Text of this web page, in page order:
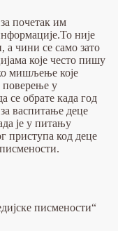
почетак им
није
а чини се само зато
које често пишу
мишљење које
поверење у
се обрате када год
васпитање деце
је у питању
приступа код деце
писмености“